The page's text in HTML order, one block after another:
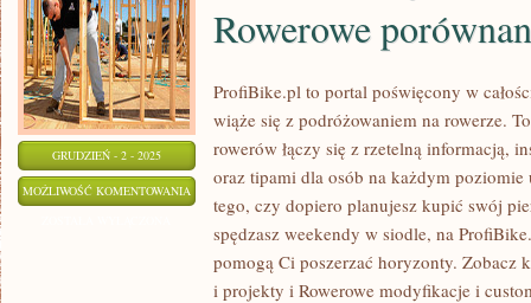
GRUDZIEŃ - 2 - 2025
MOŻLIWOŚĆ KOMENTOWANIA
WYZWANIA
Rowerowe
ProfiBike.pl to portal poświęcony w
wiąże się z podróżowaniem na rowerze.
rowerów łączy się z rzetelną informacją,
oraz tipami dla osób na każdym
tego, czy dopiero planujesz kupić swój
spędzasz weekendy w siodle, na
pomogą Ci poszerzać horyzonty. Zobacz
i projekty i Rowerowe modyfikacje i